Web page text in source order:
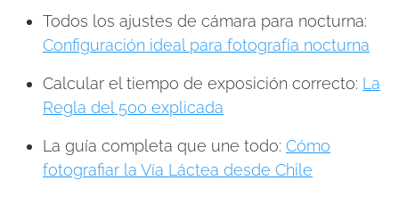
Todos los ajustes de cámara para nocturna:
Configuración ideal para fotografía nocturna
Calcular el tiempo de exposición correcto: La
Regla del 500 explicada
La guía completa que une todo: Cómo
fotografiar la Vía Láctea desde Chile